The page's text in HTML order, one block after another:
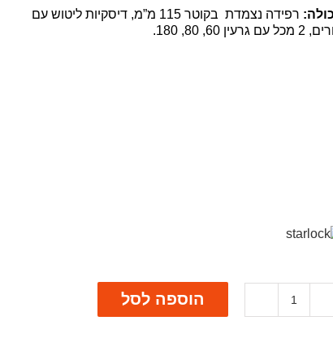
רפידה נצמדת בקוטר 115 מ”מ, דיסקיות ליטוש עם
עם גרעין 60, 80, 180.
הוספה לסל